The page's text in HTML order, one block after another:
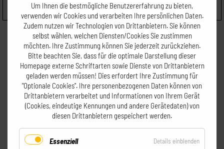
Alle Preise inkl. MwSt. zzgl. Versandkosten
Um Ihnen die bestmögliche Benutzererfahrung zu bieten,
verwenden wir Cookies und verarbeiten Ihre persönlichen Daten.
Zudem nutzen wir Technologien von Drittanbietern. Sie können
selbst wählen, welchen Diensten/Cookies Sie zustimmen
möchten. Ihre Zustimmung können Sie jederzeit zurückziehen.
Bitte beachten Sie, dass für die optimale Darstellung dieser
Homepage externe Schriftarten sowie Dienste von Drittanbietern
geladen werden müssen! Dies erfordert Ihre Zustimmung für
"Optionale Cookies". Ihre personenbezogenen Daten können von
Drittanbietern verarbeitet und Informationen von Ihrem Gerät
(Cookies, eindeutige Kennungen und andere Gerätedaten) von
diesen Drittanbietern gespeichert werden.
Essenziell Details einblendenfür